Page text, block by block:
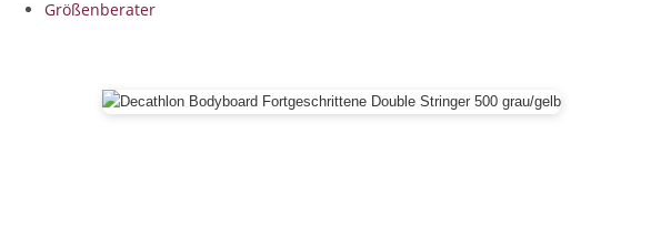
Größenberater